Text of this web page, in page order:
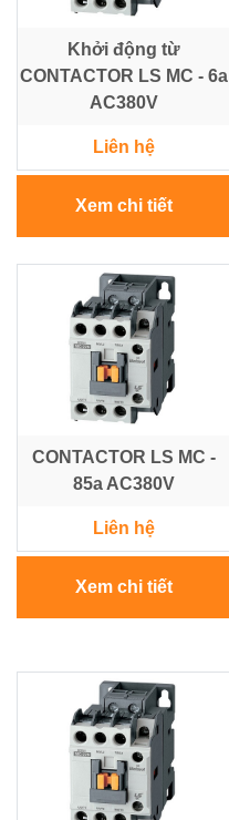
Ắc
Sạc
pháp
Bơm
lượng
Trời
Khởi động từ
CONTACTOR LS MC - 6a
AC380V
Liên hệ
Xem chi tiết
CONTACTOR LS MC -
85a AC380V
Liên hệ
Xem chi tiết